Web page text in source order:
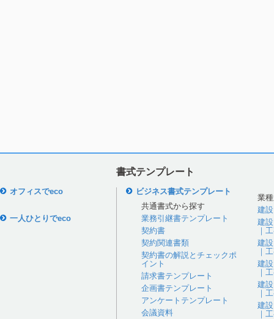
書式テンプレート
オフィスでeco
一人ひとりでeco
ビジネス書式テンプレート
共通書式から探す
業務引継書テンプレート
契約書
契約関連書類
契約書の解説とチェックポ
イント
請求書テンプレート
企画書テンプレート
アンケートテンプレート
会議資料
業
建
建
｜
建
｜
建
｜
建
｜
建
｜